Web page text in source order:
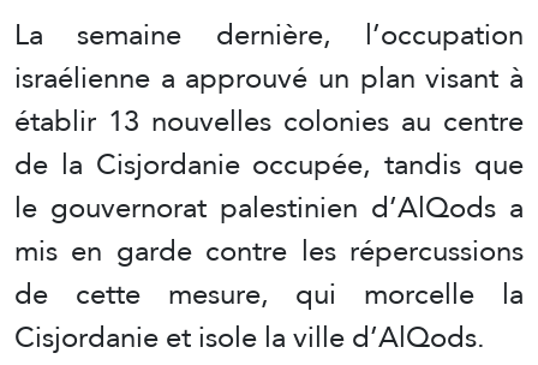
La semaine dernière, l’occupation
israélienne a approuvé un plan visant à
établir 13 nouvelles colonies au centre
de la Cisjordanie occupée, tandis que
le gouvernorat palestinien d’AlQods a
mis en garde contre les répercussions
de cette mesure, qui morcelle la
Cisjordanie et isole la ville d’AlQods.